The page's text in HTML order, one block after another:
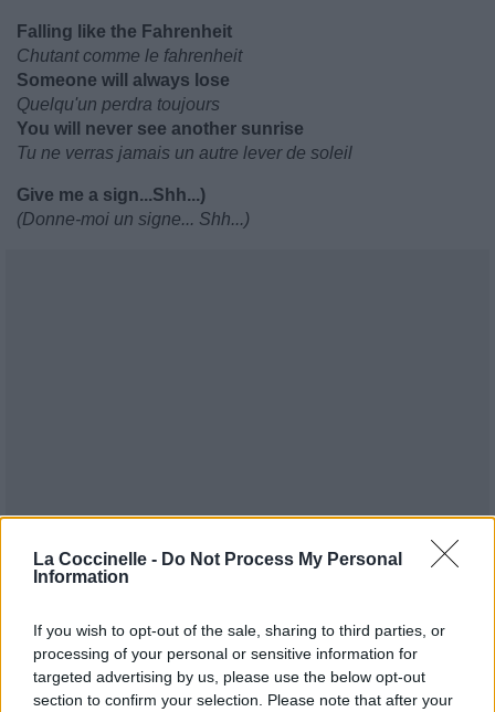
La Coccinelle - Do Not Process My Personal
Information
If you wish to opt-out of the sale, sharing to third parties, or
processing of your personal or sensitive information for
targeted advertising by us, please use the below opt-out
section to confirm your selection. Please note that after your
Falling like the Fahrenheit
Chutant comme le fahrenheit
Someone will always lose
Quelqu'un perdra toujours
You will never see another sunrise
Tu ne verras jamais un autre lever de soleil
Give me a sign...Shh...)
(Donne-moi un signe... Shh...)
Publié parArkhadia 6154 2 3 5 le 20 janvier 2023 à